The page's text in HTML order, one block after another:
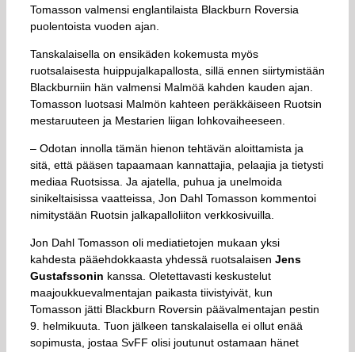
Tomasson valmensi englantilaista Blackburn Roversia
puolentoista vuoden ajan.
Tanskalaisella on ensikäden kokemusta myös
ruotsalaisesta huippujalkapallosta, sillä ennen siirtymistään
Blackburniin hän valmensi Malmöä kahden kauden ajan.
Tomasson luotsasi Malmön kahteen peräkkäiseen Ruotsin
mestaruuteen ja Mestarien liigan lohkovaiheeseen.
– Odotan innolla tämän hienon tehtävän aloittamista ja
sitä, että pääsen tapaamaan kannattajia, pelaajia ja tietysti
mediaa Ruotsissa. Ja ajatella, puhua ja unelmoida
sinikeltaisissa vaatteissa, Jon Dahl Tomasson kommentoi
nimitystään Ruotsin jalkapalloliiton verkkosivuilla.
Jon Dahl Tomasson oli mediatietojen mukaan yksi
kahdesta pääehdokkaasta yhdessä ruotsalaisen Jens
Gustafssonin kanssa. Oletettavasti keskustelut
maajoukkuevalmentajan paikasta tiivistyivät, kun
Tomasson jätti Blackburn Roversin päävalmentajan pestin
9. helmikuuta. Tuon jälkeen tanskalaisella ei ollut enää
sopimusta, jostaa SvFF olisi joutunut ostamaan hänet